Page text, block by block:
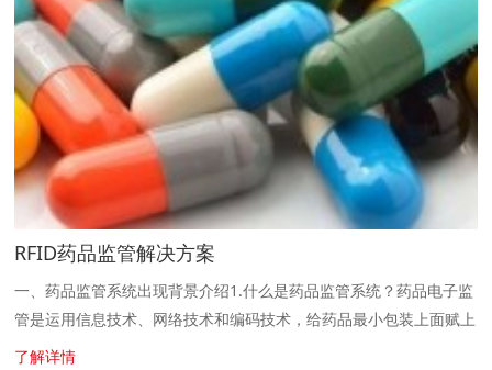
RFID药品监管解决方案
一、药品监管系统出现背景介绍1.什么是药品监管系统？药品电子监
管是运用信息技术、网络技术和编码技术，给药品最小包装上面赋上
一个电子监管码，通过这个码给 了药品一个合格的身份证，纳入我
了解详情